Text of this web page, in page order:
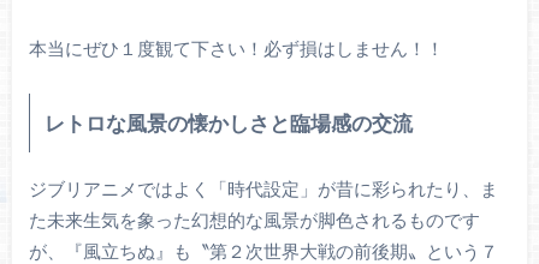
本当にぜひ１度観て下さい！必ず損はしません！！
レトロな風景の懐かしさと臨場感の交流
ジブリアニメではよく「時代設定」が昔に彩られたり、ま
た未来生気を象った幻想的な風景が脚色されるものです
が、『風立ちぬ』も〝第２次世界大戦の前後期〟という７